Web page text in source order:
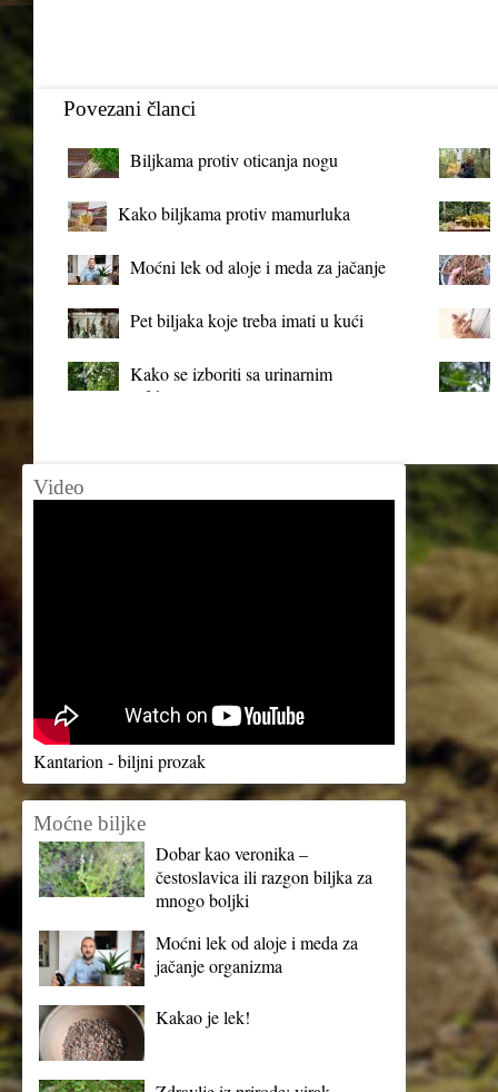
Povezani članci
Biljkama protiv oticanja nogu
Kako biljkama protiv mamurluka
Moćni lek od aloje i meda za jačanje
Pet biljaka koje treba imati u kući
Kako se izboriti sa urinarnim
infekcijama?
Video
Kantarion - biljni prozak
Moćne biljke
Dobar kao veronika –
čestoslavica ili razgon biljka za
mnogo boljki
Moćni lek od aloje i meda za
jačanje organizma
Kakao je lek!